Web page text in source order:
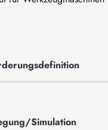
Simulation